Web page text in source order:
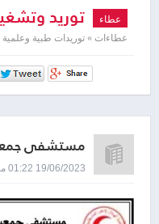
عطاء توريد
لمستشفى جمعية
القدس
عطاءات » توريدات طبية وعلمية
مستشفى
19/06/2023 01:22 مساءً